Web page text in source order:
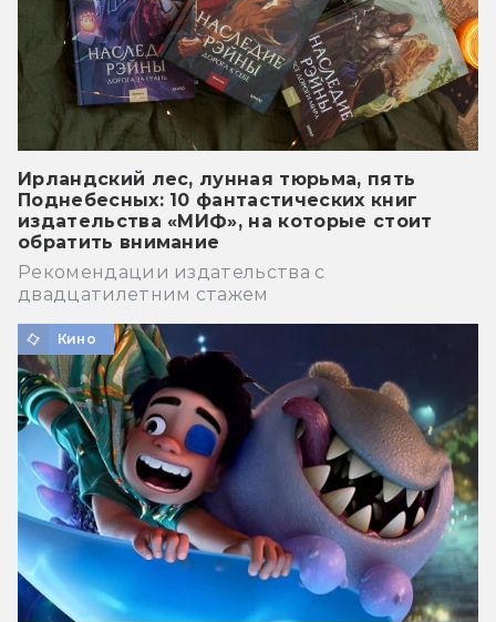
Ирландский лес, лунная тюрьма, пять
Поднебесных: 10 фантастических книг
издательства «МИФ», на которые стоит
обратить внимание
Рекомендации издательства с
двадцатилетним стажем
Кино